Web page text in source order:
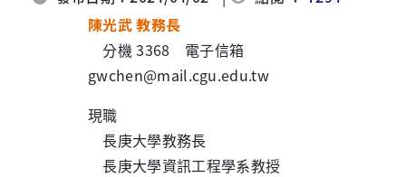
陳光武 教務長
分機 3368 電子信箱
gwchen@mail.cgu.edu.tw
現職
長庚大學教務長
長庚大學資訊工程學系教授